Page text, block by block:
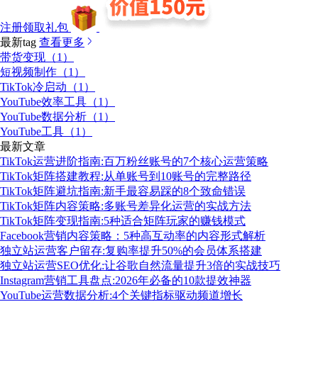
注册领取礼包
最新tag 查看更多
带货变现（1）
短视频制作（1）
TikTok冷启动（1）
YouTube效率工具（1）
YouTube数据分析（1）
YouTube工具（1）
最新文章
TikTok运营进阶指南:百万粉丝账号的7个核心运营策略
TikTok矩阵搭建教程:从单账号到10账号的完整路径
TikTok矩阵避坑指南:新手最容易踩的8个致命错误
TikTok矩阵内容策略:多账号差异化运营的实战方法
TikTok矩阵变现指南:5种适合矩阵玩家的赚钱模式
Facebook营销内容策略：5种高互动率的内容形式解析
独立站运营客户留存:复购率提升50%的会员体系搭建
独立站运营SEO优化:让谷歌自然流量提升3倍的实战技巧
Instagram营销工具盘点:2026年必备的10款提效神器
YouTube运营数据分析:4个关键指标驱动频道增长